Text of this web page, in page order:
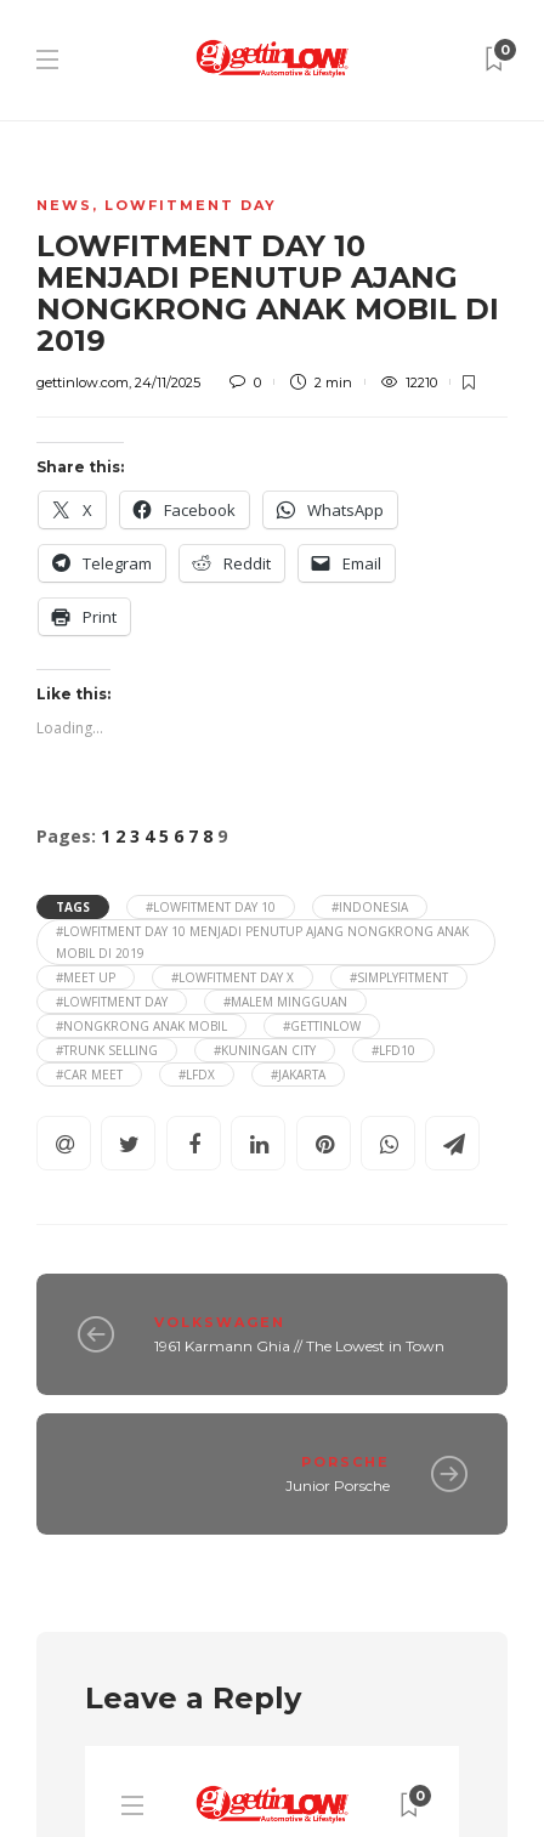
0
NEWS , LOWFITMENT DAY
LOWFITMENT DAY 10
MENJADI PENUTUP AJANG
NONGKRONG ANAK MOBIL DI
2019
gettinlow.com, 24/11/2025 0 2 min 12210
Share this:
X Facebook WhatsApp
Telegram Reddit Email
Print
Like this:
Loading...
Pages: 1 2 3 4 5 6 7 8 9
TAGS #LOWFITMENT DAY 10
#INDONESIA
#LOWFITMENT DAY 10 MENJADI PENUTUP AJANG NONGKRONG ANAK
MOBIL DI 2019
#MEET UP
#LOWFITMENT DAY X
#SIMPLYFITMENT
#LOWFITMENT DAY
#MALEM MINGGUAN
#NONGKRONG ANAK MOBIL
#GETTINLOW
#TRUNK SELLING
#KUNINGAN CITY
#LFD10
#CAR MEET
#LFDX #JAKARTA
VOLKSWAGEN
1961 Karmann Ghia // The Lowest in Town
PORSCHE
Junior Porsche
Leave a Reply